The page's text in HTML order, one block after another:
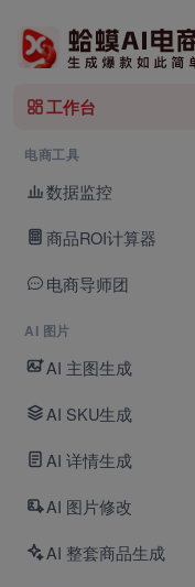
工作台
电商工具
数据监控
商品ROI计算器
电商导师团
AI 图片
AI 主图生成
AI SKU生成
AI 详情生成
AI 图片修改
AI 整套商品生成
Video
新模型
模
视频复刻
蛤蟆AI电商 ·
Seedance 2.5
一键生成
电商视频
70 条灵